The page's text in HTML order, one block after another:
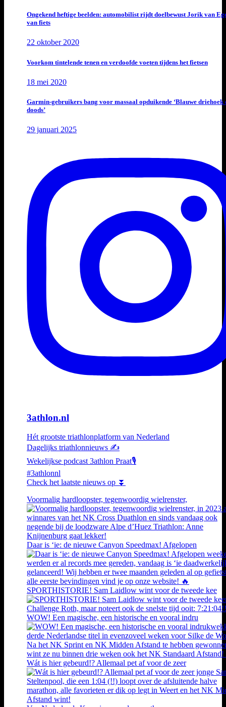
Ongekend heftige beelden: automobilist rijdt doelbewust Jorik van
van fiets
22 oktober 2020
Voorkom tintelende tenen en verdoofde voeten tijdens het fietsen
18 mei 2020
Garmin-gebruikers bang voor massaal opduikende ‘Blauwe driehoek
doods’
29 januari 2025
3athlon.nl
Hét grootste triathlonplatform van Nederland
Dagelijks triathlonnieuws ✍️
Wekelijkse podcast 3athlon Praat🎙️
#3athlonnl
Check het laatste nieuws op ⏬
Voormalig hardloopster, tegenwoordig wielrenster,
Daar is ‘ie: de nieuwe Canyon Speedmax! Afgelopen
SPORTHISTORIE! Sam Laidlow wint voor de tweede kee
WOW! Een magische, een historische en vooral indru
Wát is hier gebeurd!? Allemaal pet af voor de zeer